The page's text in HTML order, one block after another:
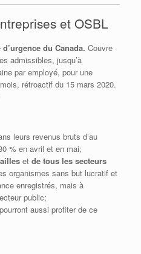
et OSBL
du Canada. Couvre
admissibles, jusqu’à
par employé, pour une
rétroactif du 15 mars 2020.
leurs revenus bruts d’au
% en avril et en mai;
et de tous les secteurs
organismes sans but lucratif et
enregistrés, mais à
public;
aussi profiter de ce